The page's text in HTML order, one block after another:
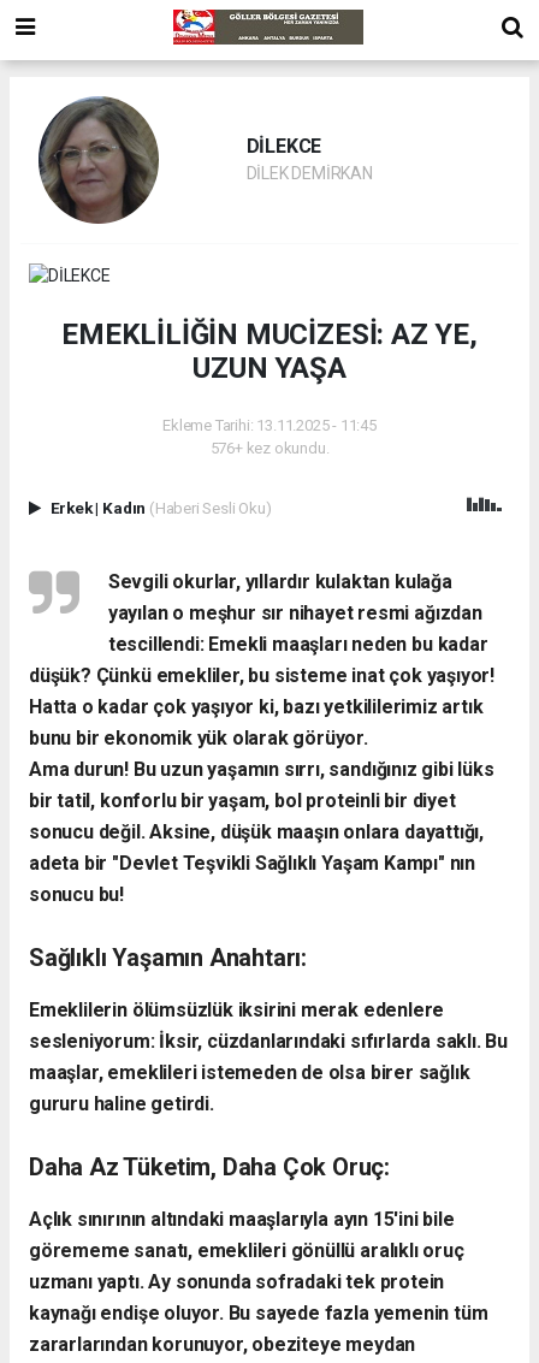
DİLEKCE
DİLEK DEMİRKAN
EMEKLİLİĞİN MUCİZESİ: AZ YE,
UZUN YAŞA
Ekleme Tarihi: 13.11.2025 - 11:45
576+ kez okundu.
Erkek| Kadın (Haberi Sesli Oku)
Sevgili okurlar, yıllardır kulaktan kulağa
yayılan o meşhur sır nihayet resmi ağızdan
tescillendi: Emekli maaşları neden bu kadar
düşük? Çünkü emekliler, bu sisteme inat çok yaşıyor!
Hatta o kadar çok yaşıyor ki, bazı yetkililerimiz artık
bunu bir ekonomik yük olarak görüyor.
Ama durun! Bu uzun yaşamın sırrı, sandığınız gibi lüks
bir tatil, konforlu bir yaşam, bol proteinli bir diyet
sonucu değil. Aksine, düşük maaşın onlara dayattığı,
adeta bir "Devlet Teşvikli Sağlıklı Yaşam Kampı" nın
sonucu bu!
Sağlıklı Yaşamın Anahtarı:
Emeklilerin ölümsüzlük iksirini merak edenlere
sesleniyorum: İksir, cüzdanlarındaki sıfırlarda saklı. Bu
maaşlar, emeklileri istemeden de olsa birer sağlık
gururu haline getirdi.
​Daha Az Tüketim, Daha Çok Oruç:
Açlık sınırının altındaki maaşlarıyla ayın 15'ini bile
görememe sanatı, emeklileri gönüllü aralıklı oruç
uzmanı yaptı. Ay sonunda sofradaki tek protein
kaynağı endişe oluyor. Bu sayede fazla yemenin tüm
zararlarından korunuyor, obeziteye meydan